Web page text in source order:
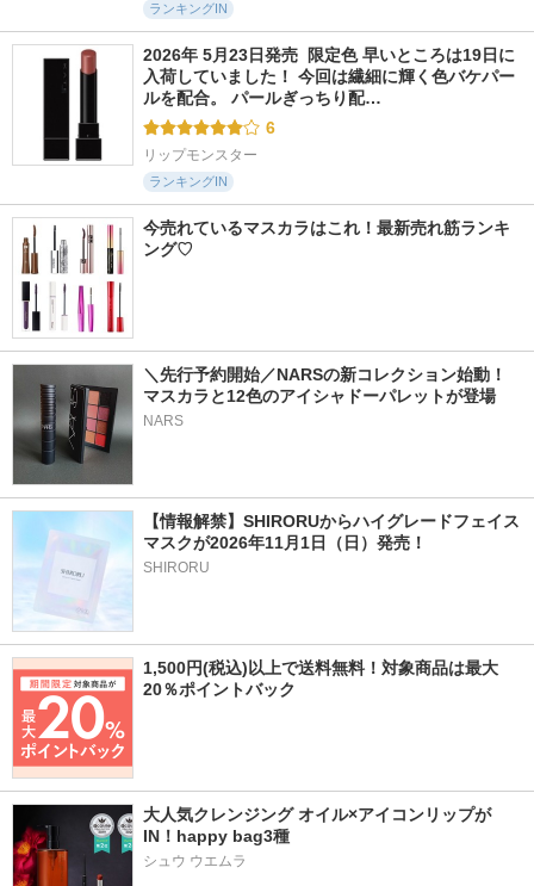
ランキングIN
2026年 5月23日発売  限定色 早いところは19日に
入荷していました！ 今回は繊細に輝く色バケパー
ルを配合。 パールぎっちり配…
6
リップモンスター
ランキングIN
今売れているマスカラはこれ！最新売れ筋ランキ
ング♡
＼先行予約開始／NARSの新コレクション始動！
マスカラと12色のアイシャドーパレットが登場
NARS
【情報解禁】SHIRORUからハイグレードフェイス
マスクが2026年11月1日（日）発売！
SHIRORU
1,500円(税込)以上で送料無料！対象商品は最大
20％ポイントバック
大人気クレンジング オイル×アイコンリップが
IN！happy bag3種
シュウ ウエムラ